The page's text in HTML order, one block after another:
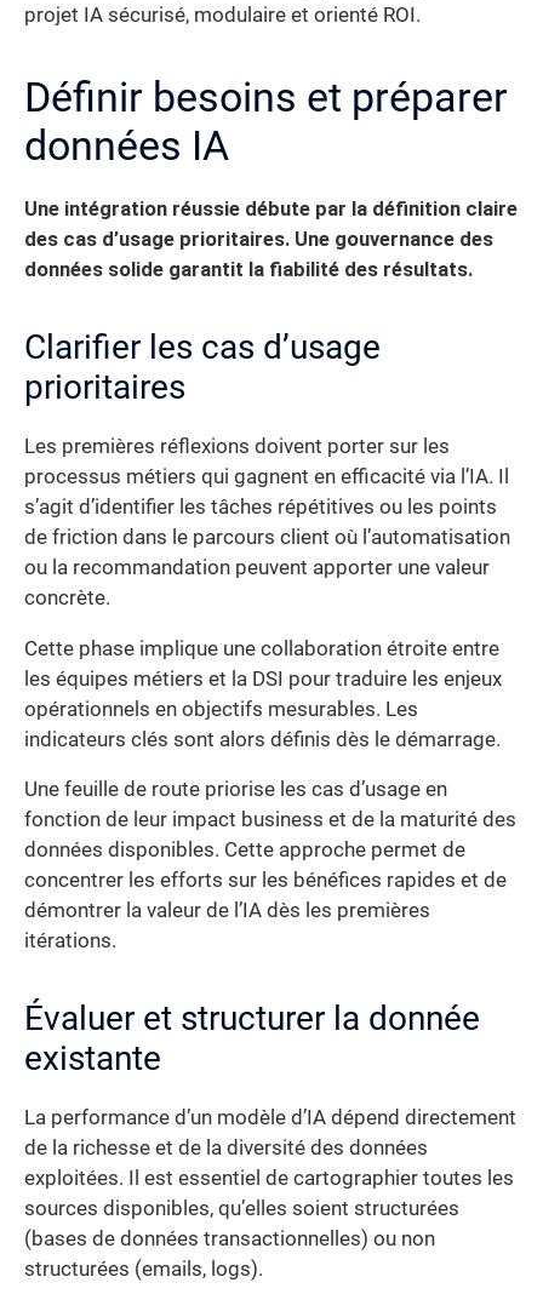
projet IA sécurisé, modulaire et orienté ROI.
Définir besoins et préparer
données IA
Une intégration réussie débute par la définition claire
des cas d’usage prioritaires. Une gouvernance des
données solide garantit la fiabilité des résultats.
Clarifier les cas d’usage
prioritaires
Les premières réflexions doivent porter sur les
processus métiers qui gagnent en efficacité via l’IA. Il
s’agit d’identifier les tâches répétitives ou les points
de friction dans le parcours client où l’automatisation
ou la recommandation peuvent apporter une valeur
concrète.
Cette phase implique une collaboration étroite entre
les équipes métiers et la DSI pour traduire les enjeux
opérationnels en objectifs mesurables. Les
indicateurs clés sont alors définis dès le démarrage.
Une feuille de route priorise les cas d’usage en
fonction de leur impact business et de la maturité des
données disponibles. Cette approche permet de
concentrer les efforts sur les bénéfices rapides et de
démontrer la valeur de l’IA dès les premières
itérations.
Évaluer et structurer la donnée
existante
La performance d’un modèle d’IA dépend directement
de la richesse et de la diversité des données
exploitées. Il est essentiel de cartographier toutes les
sources disponibles, qu’elles soient structurées
(bases de données transactionnelles) ou non
structurées (emails, logs).